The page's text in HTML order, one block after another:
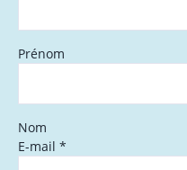
Prénom
Nom
E-mail *